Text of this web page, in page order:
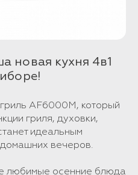
новая кухня 4в1
AF6000M, который
гриля, духовки,
идеальным
вечеров.
любимые осенние блюда